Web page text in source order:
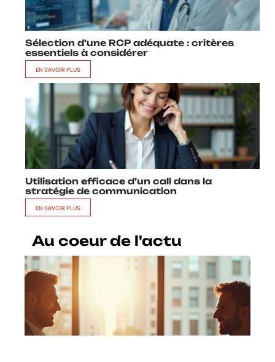
Sélection d’une RCP adéquate : critères
essentiels à considérer
EN SAVOIR PLUS
Utilisation efficace d’un call dans la
stratégie de communication
EN SAVOIR PLUS
Au coeur de l'actu